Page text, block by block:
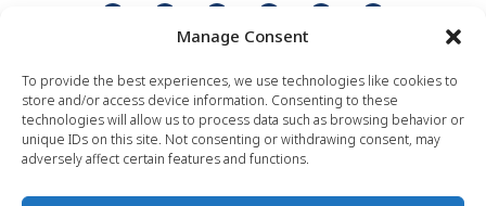
Manage Consent
To provide the best experiences, we use technologies like cookies to
store and/or access device information. Consenting to these
technologies will allow us to process data such as browsing behavior or
unique IDs on this site. Not consenting or withdrawing consent, may
adversely affect certain features and functions.
Política de privacidad
Política
de cookies